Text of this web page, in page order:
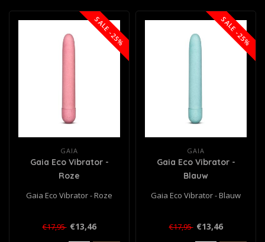
SALE -25%
GAIA
Gaia Eco Vibrator -
Roze
Gaia Eco Vibrator - Roze
€17,95 €13,46
SALE -25%
GAIA
Gaia Eco Vibrator -
Blauw
Gaia Eco Vibrator - Blauw
€17,95 €13,46